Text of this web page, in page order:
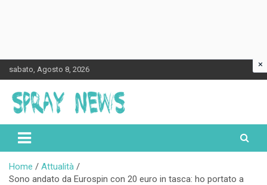
to
content
sabato, Agosto 8, 2026
Spraynews.it
Home
Attualità
Sono andato da Eurospin con 20 euro in tasca: ho portato a
×